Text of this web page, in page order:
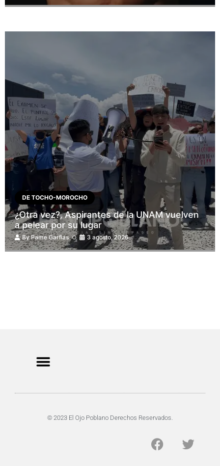
DE TOCHO-MOROCHO
¿Otra vez?, Aspirantes de la UNAM vuelven
a pelear por su lugar
ByPame Garfias 3 agosto, 2026
© 2023 El Ojo Poblano Derechos Reservados.